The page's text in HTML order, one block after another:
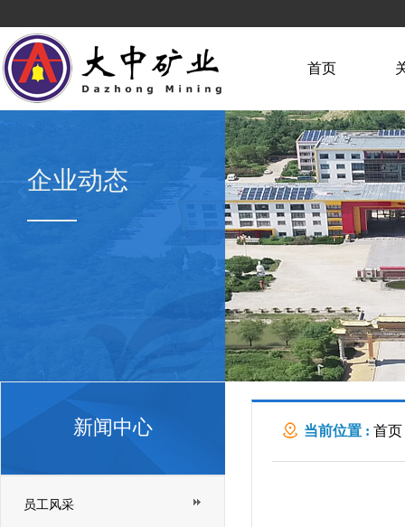
首页
企业动态
新闻中心
员工风采
当前位置 : 首页